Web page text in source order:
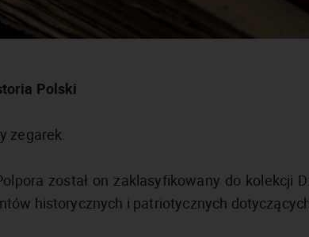
Polski
zegarek.
został on zaklasyfikowany do kolekcji
historycznych i patriotycznych